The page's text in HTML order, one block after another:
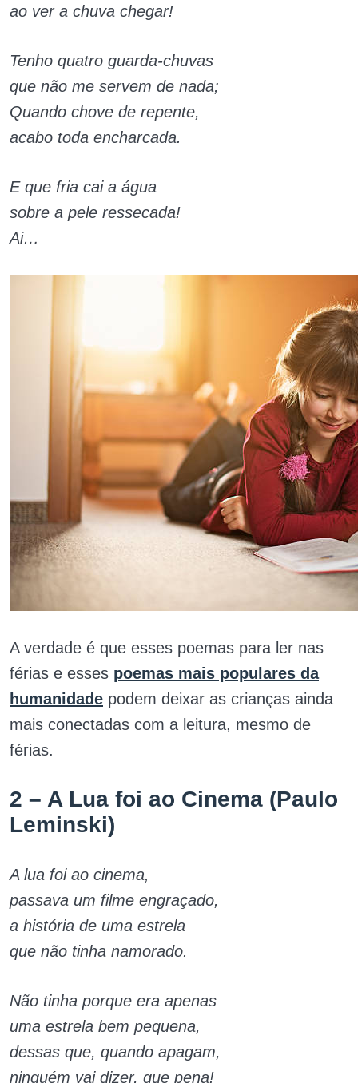
ao ver a chuva chegar!
Tenho quatro guarda-chuvas
que não me servem de nada;
Quando chove de repente,
acabo toda encharcada.
E que fria cai a água
sobre a pele ressecada!
Ai…
A verdade é que esses poemas para ler nas
férias e esses poemas mais populares da
humanidade podem deixar as crianças ainda
mais conectadas com a leitura, mesmo de
férias.
2 – A Lua foi ao Cinema (Paulo
Leminski)
A lua foi ao cinema,
passava um filme engraçado,
a história de uma estrela
que não tinha namorado.
Não tinha porque era apenas
uma estrela bem pequena,
dessas que, quando apagam,
ninguém vai dizer, que pena!